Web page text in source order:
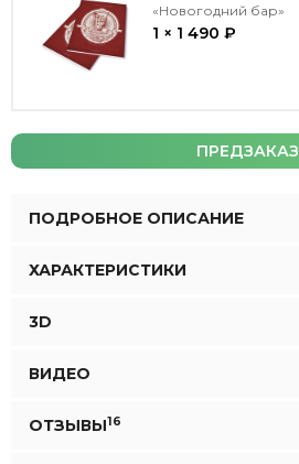
«Новогодний бар»
1 × 1 490 ₽
ПРЕДЗАКАЗ
ПОДРОБНОЕ ОПИСАНИЕ
ХАРАКТЕРИСТИКИ
3D
ВИДЕО
ОТЗЫВЫ16